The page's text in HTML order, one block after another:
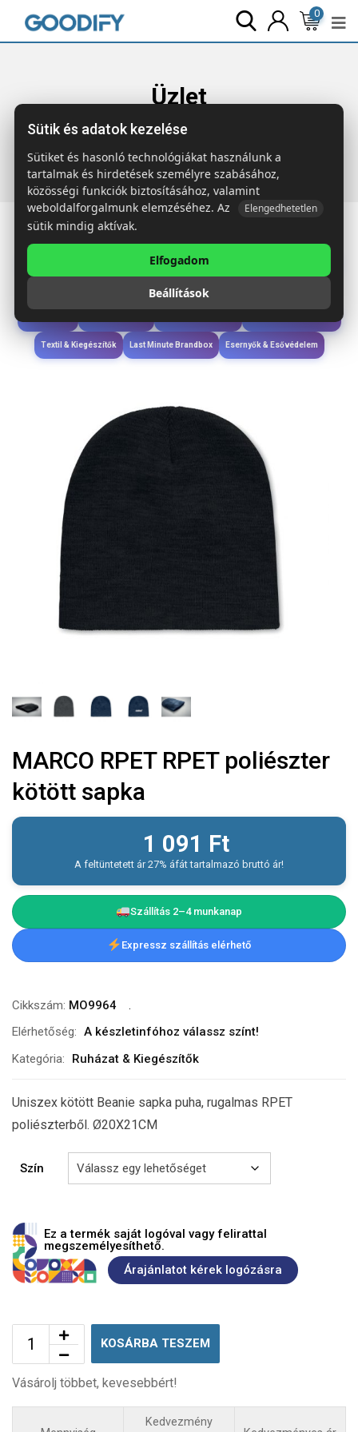
0
Üzlet
Főoldal Termékek Ruházat & Kiegészítők
RPET poliészter kötött sapka
Étkezés & Ivás
Wellness & Ápolás
Textil & Kiegészítők Last Minute Brandbox Esernyők & Esővédelem
MARCO RPET RPET poliészter
kötött sapka
1 091 Ft
A feltüntetett ár 27% áfát tartalmazó bruttó ár!
Szállítás 2–4 munkanap
Expressz szállítás elérhető
Cikkszám: MO9964
Elérhetőség: A készletinfóhoz válassz színt!
Kategória:
Ruházat & Kiegészítők
Uniszex kötött Beanie sapka puha, rugalmas RPET
poliészterből. Ø20X21CM
Szín
Ez a termék saját logóval vagy felirattal
megszemélyesíthető.
Árajánlatot kérek logózásra
KOSÁRBA TESZEM
Vásárolj többet, kevesebbért!
Kedvezmény
Sütik és adatok kezelése
Sütiket és hasonló technológiákat használunk a
tartalmak és hirdetések személyre szabásához,
közösségi funkciók biztosításához, valamint
weboldalforgalmunk elemzéséhez. Az
Elengedhetetlen
sütik mindig aktívak.
Elfogadom
Beállítások